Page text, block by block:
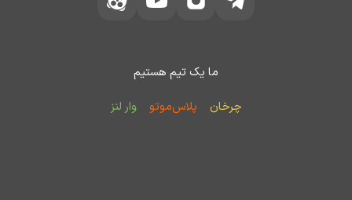
ما یک تیم هستیم
چرخان
پلاس‌موتو وار لنز